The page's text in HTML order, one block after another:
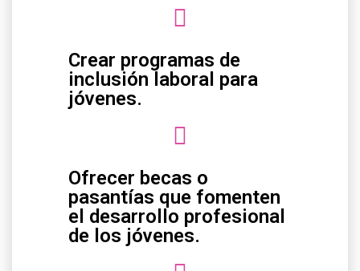
Crear programas de
inclusión laboral para
jóvenes.
Ofrecer becas o
pasantías que fomenten
el desarrollo profesional
de los jóvenes.